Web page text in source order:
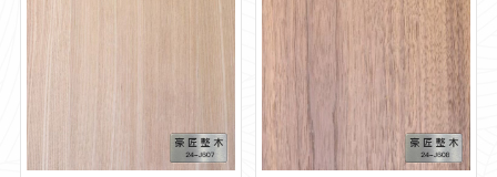
普通住宅
Ordinary residence
解决方案
项目工装